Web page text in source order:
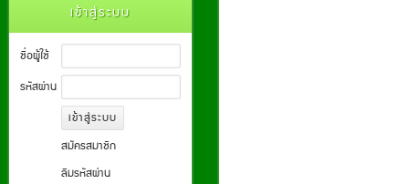
เข้าสู่ระบบ
ชื่อผู้ใช้
รหัสผ่าน
สมัครสมาชิก
ลืมรหัสผ่าน